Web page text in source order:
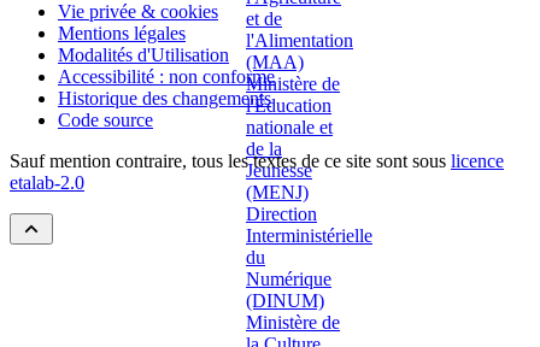
Vie privée & cookies
Mentions légales
Modalités d'Utilisation
Accessibilité : non conforme
Historique des changements
Code source
Sauf mention contraire, tous les textes de ce site sont sous licence
etalab-2.0